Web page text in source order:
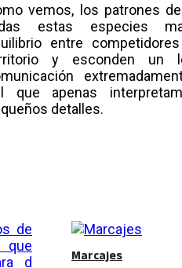
vemos, los patrones
estas especies
entre
y esconden un
que apenas
detalles.
Marcajes